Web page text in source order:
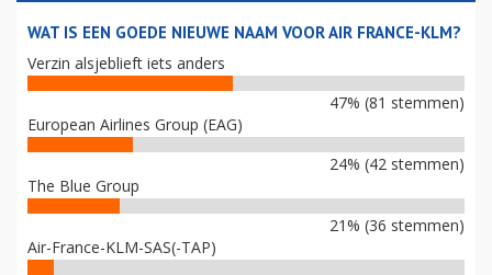
WAT IS EEN GOEDE NIEUWE NAAM VOOR AIR FRANCE-KLM?
Verzin alsjeblieft iets anders
47% (81 stemmen)
European Airlines Group (EAG)
24% (42 stemmen)
The Blue Group
21% (36 stemmen)
Air-France-KLM-SAS(-TAP)